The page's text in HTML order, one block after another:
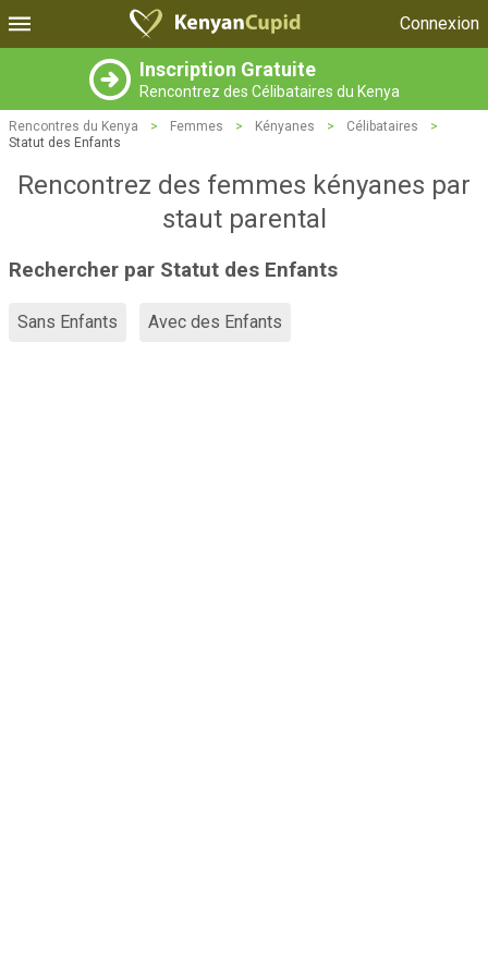
Connexion
Inscription Gratuite
Rencontrez des Célibataires du Kenya
Rencontres du Kenya > Femmes > Kényanes > Célibataires
>
Statut des Enfants
Rencontrez des femmes kényanes par
staut parental
Rechercher par Statut des Enfants
Sans Enfants Avec des Enfants